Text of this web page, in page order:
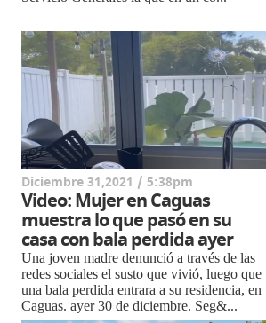
Diciembre 31,2021 / 5:38pm
Video: Mujer en Caguas
muestra lo que pasó en su
casa con bala perdida ayer
Una joven madre denunció a través de las
redes sociales el susto que vivió, luego que
una bala perdida entrara a su residencia, en
Caguas. ayer 30 de diciembre. Seg&...